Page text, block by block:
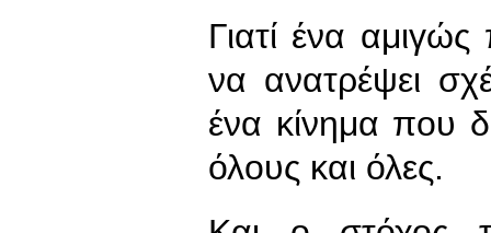
Γιατί ένα αμιγώς
να ανατρέψει
ένα κίνημα που
όλους και όλες.